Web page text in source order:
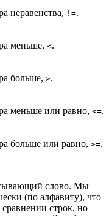
неравенства, !=.
меньше, <.
больше, >.
меньше или равно, <=.
больше или равно, >=.
слово. Мы
(по алфавиту), что
строк, но